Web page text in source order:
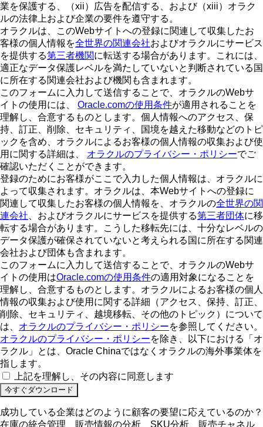
業を保護する、（xii）広告を配信する、および（xiii）オラク
ルの法律上および企業の要件を遵守する。
オラクルは、このWebサイトへの登録に関連して収集したお
客様の個人情報を全世界の関連会社およびオラクルにサービス
を提供する第三者機関に転送する場合があります。これには、
適正なデータ保護レベルを満たしていないと判断されている国
に所在する関連会社および機関も含まれます。
このフォームに入力して送信することで、オラクルのWebサ
イトの使用には、 Oracle.comの使用条件が適用されることを
理解し、合意するものとします。個人情報へのアクセス、保
持、訂正、削除、セキュリティ、国境を越えた移動などのトピ
ックを含め、オラクルによるお客様の個人情報の収集および使
用に関する詳細は、 オラクルのプライバシー・ポリシーでご
確認いただくことができます。
登録のためにお客様がここで入力した個人情報は、オラクルに
よって収集されます。オラクルは、本Webサイトへの登録に
関連して収集したお客様の個人情報を、オラクルの全世界の関
連会社 、およびオラクルにサービスを提供する第三者団体に移
転する場合があります。こうした移転先には、十分なレベルの
データ保護が確保されていないと考えられる国に所在する関連
会社および団体も含まれます。
このフォームに入力して送信することで、オラクルのWebサ
イトの使用はOracle.comの使用条件の適用対象になることを
理解し、合意するものとします。オラクルによるお客様の個人
情報の収集および使用に関する詳細（アクセス、保持、訂正、
削除、セキュリティ、越境移転、その他のトピック）について
は、 オラクルのプライバシー・ポリシーを参照してください。
オラクルのプライバシー・ポリシーを除き、以下における「オ
ラクル」とは、Oracle Chinaではなくオラクルの海外事業体を
指します。
上記を理解し、その内容に同意します
成功している企業はどのように顧客の要望に応えているのか？
在庫の統合管理、販売情報の分析、SKU分析、販売チャネル